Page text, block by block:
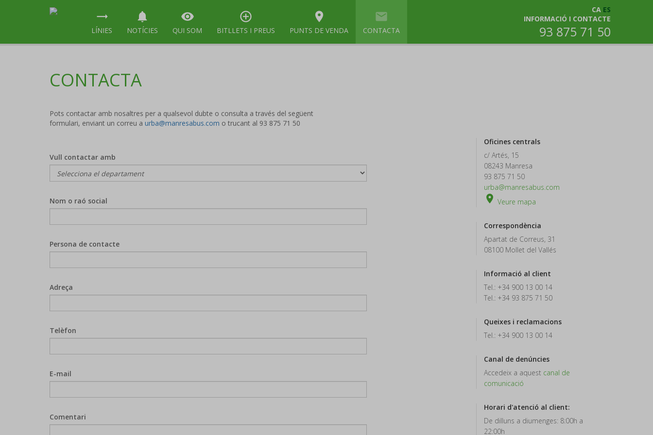
CA ES
INFORMACIÓ I CONTACTE
93 875 71 50
trending_flat
LÍNIES
notifications
NOTÍCIES
visibility
QUI SOM
control_point
BITLLETS I PREUS
room
PUNTS DE VENDA
mail
CONTACTA
CONTACTA
Pots contactar amb nosaltres per a qualsevol dubte o consulta a través del següent
formulari, enviant un correu a urba@manresabus.com o trucant al 93 875 71 50
Vull contactar amb
Nom o raó social
Persona de contacte
Adreça
Telèfon
E-mail
Comentari
Oficines centrals
c/ Artés, 15
08243 Manresa
93 875 71 50
urba@manresabus.com
room Veure mapa
Correspondència
Apartat de Correus, 31
08100 Mollet del Vallés
Informació al client
Tel.: +34 900 13 00 14
Tel.: +34 93 875 71 50
Queixes i reclamacions
Tel.: +34 900 13 00 14
Canal de denúncies
Accedeix a aquest canal de
comunicació
Horari d'atenció al client:
De dilluns a diumenges: 8:00h a
22:00h